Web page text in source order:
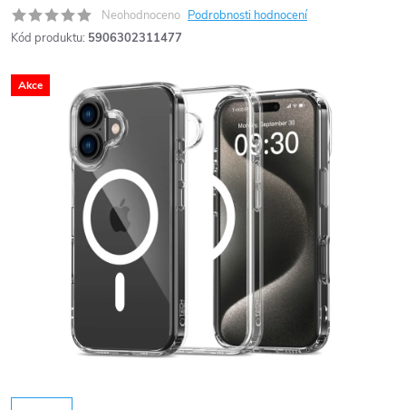
Neohodnoceno Podrobnosti hodnocení
Kód produktu: 5906302311477
Akce